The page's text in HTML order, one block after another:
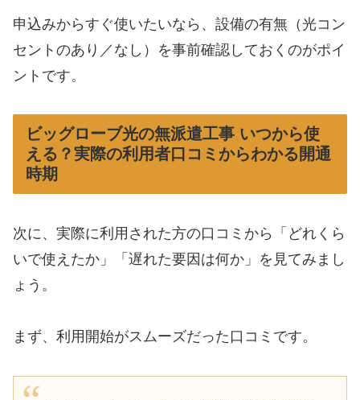
申込みからすぐ使いたいなら、設備の有無（光コン
セントのあり／なし）を事前確認しておくのがポイ
ントです。
ビッグローブ光の無派遣工事 いつから使
える？実際の利用者口コミからわかる開通
時期
次に、実際に利用された方の口コミから「どれくら
いで使えたか」「遅れた要因は何か」を見てみまし
ょう。
まず、利用開始がスムーズだった口コミです。